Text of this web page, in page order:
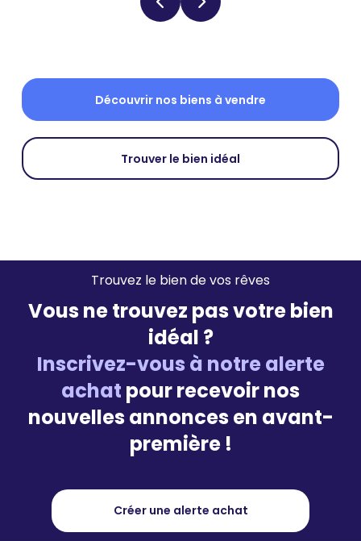
Découvrir nos biens à vendre
Trouver le bien idéal
Trouvez le bien de vos rêves
Vous ne trouvez pas votre bien
idéal ?
Inscrivez-vous à notre alerte
achat pour recevoir nos
nouvelles annonces en avant-
première !
Créer une alerte achat